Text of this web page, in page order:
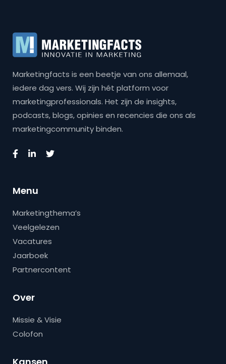
Marketingfacts is een beetje van ons allemaal,
iedere dag vers. Wij zijn hét platform voor
marketingprofessionals. Het zijn de insights,
podcasts, blogs, opinies en recencies die ons als
marketingcommunity binden.
Menu
Marketingthema’s
Veelgelezen
Vacatures
Jaarboek
Partnercontent
Over
Missie & Visie
Colofon